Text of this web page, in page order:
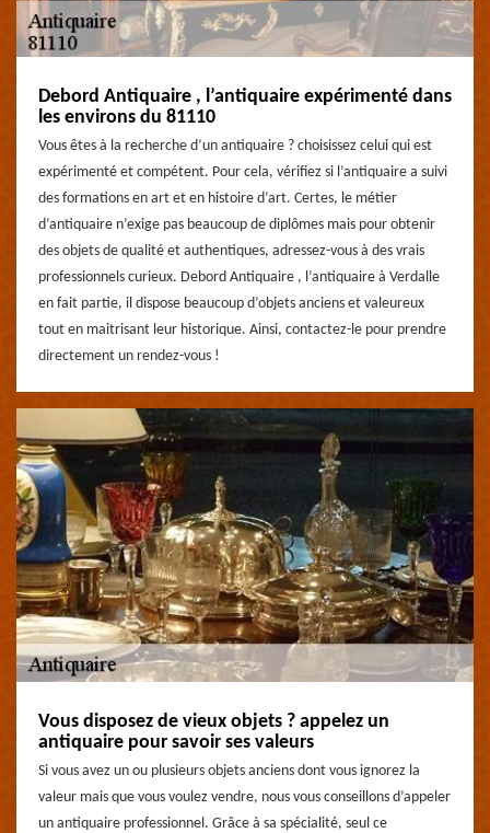
Debord Antiquaire , l’antiquaire expérimenté dans
les environs du 81110
Vous êtes à la recherche d’un antiquaire ? choisissez celui qui est
expérimenté et compétent. Pour cela, vérifiez si l’antiquaire a suivi
des formations en art et en histoire d’art. Certes, le métier
d’antiquaire n’exige pas beaucoup de diplômes mais pour obtenir
des objets de qualité et authentiques, adressez-vous à des vrais
professionnels curieux. Debord Antiquaire , l’antiquaire à Verdalle
en fait partie, il dispose beaucoup d’objets anciens et valeureux
tout en maitrisant leur historique. Ainsi, contactez-le pour prendre
directement un rendez-vous !
Vous disposez de vieux objets ? appelez un
antiquaire pour savoir ses valeurs
Si vous avez un ou plusieurs objets anciens dont vous ignorez la
valeur mais que vous voulez vendre, nous vous conseillons d’appeler
un antiquaire professionnel. Grâce à sa spécialité, seul ce